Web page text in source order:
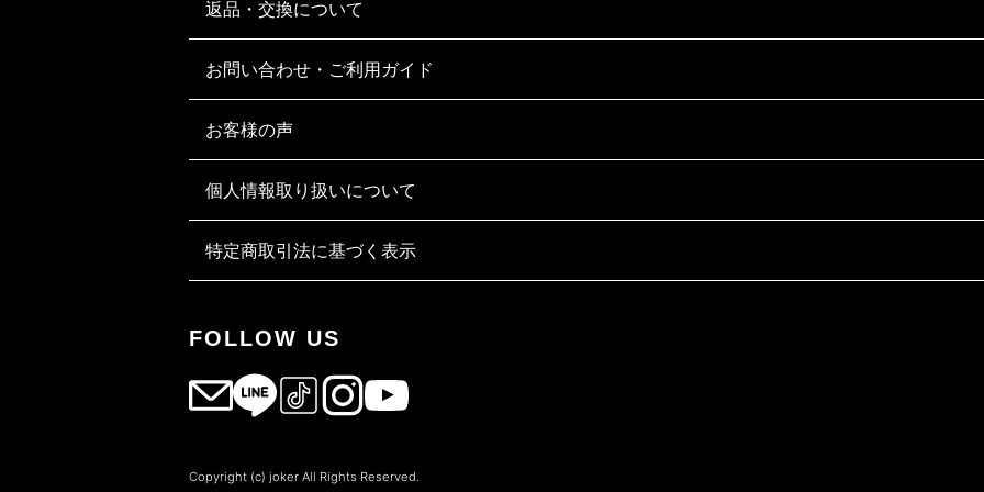
返品・交換について
お問い合わせ・ご利用ガイド
お客様の声
個人情報取り扱いについて
特定商取引法に基づく表示
FOLLOW US
Copyright (c) joker All Rights Reserved.